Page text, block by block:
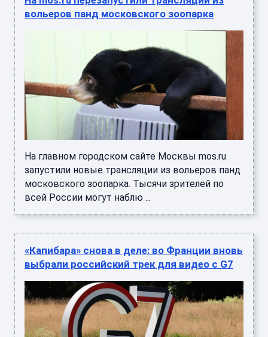
вольеров панд московского зоопарка
На главном городском сайте Москвы mos.ru
запустили новые трансляции из вольеров панд
московского зоопарка. Тысячи зрителей по
всей России могут наблю ...
«Капибара» снова в деле: во Франции вновь
выбрали российский трек для видео с G7